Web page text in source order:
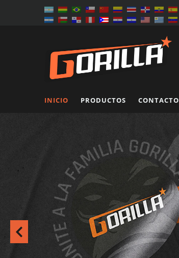
INICIO PRODUCTOS CONTACTO